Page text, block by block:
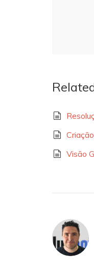
Visão